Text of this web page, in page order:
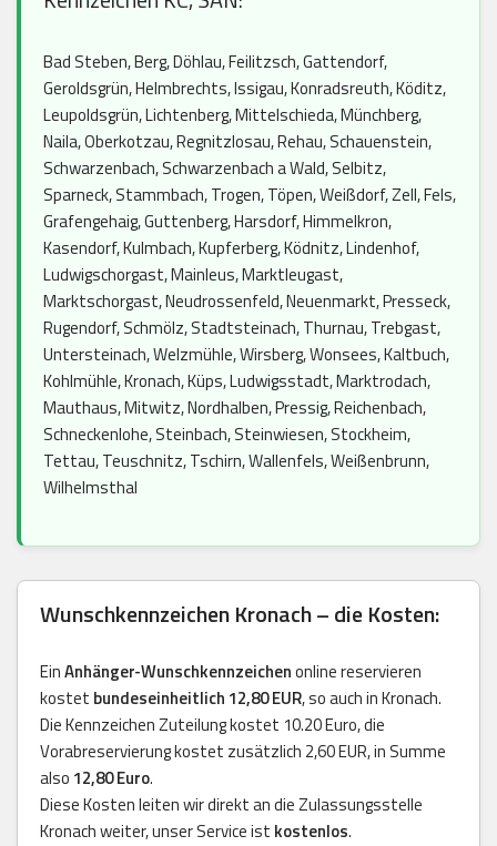
Bad Steben, Berg, Döhlau, Feilitzsch, Gattendorf,
Geroldsgrün, Helmbrechts, Issigau, Konradsreuth, Köditz,
Leupoldsgrün, Lichtenberg, Mittelschieda, Münchberg,
Naila, Oberkotzau, Regnitzlosau, Rehau, Schauenstein,
Schwarzenbach, Schwarzenbach a Wald, Selbitz,
Sparneck, Stammbach, Trogen, Töpen, Weißdorf, Zell, Fels,
Grafengehaig, Guttenberg, Harsdorf, Himmelkron,
Kasendorf, Kulmbach, Kupferberg, Ködnitz, Lindenhof,
Ludwigschorgast, Mainleus, Marktleugast,
Marktschorgast, Neudrossenfeld, Neuenmarkt, Presseck,
Rugendorf, Schmölz, Stadtsteinach, Thurnau, Trebgast,
Untersteinach, Welzmühle, Wirsberg, Wonsees, Kaltbuch,
Kohlmühle, Kronach, Küps, Ludwigsstadt, Marktrodach,
Mauthaus, Mitwitz, Nordhalben, Pressig, Reichenbach,
Schneckenlohe, Steinbach, Steinwiesen, Stockheim,
Tettau, Teuschnitz, Tschirn, Wallenfels, Weißenbrunn,
Wilhelmsthal
Wunschkennzeichen Kronach – die Kosten:
EinAnhänger-Wunschkennzeichenonline reservieren
kostet bundeseinheitlich 12,80 EUR, so auch in Kronach.
Die Kennzeichen Zuteilung kostet 10.20 Euro, die
Vorabreservierung kostet zusätzlich 2,60 EUR, in Summe
also 12,80 Euro.
Diese Kosten leiten wir direkt an die Zulassungsstelle
Kronach weiter, unser Service ist kostenlos.